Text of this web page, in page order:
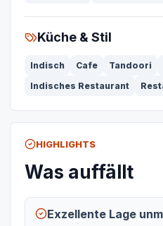
Küche & Stil
Indisch Cafe Tandoori
Indisches Restaurant
HIGHLIGHTS
Was auffällt
Exzellente Lage